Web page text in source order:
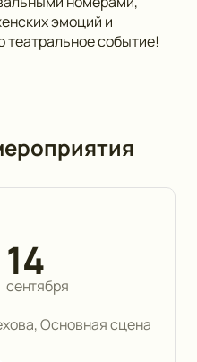
эмоций и
театральное событие!
14
сентября
Основная сцена